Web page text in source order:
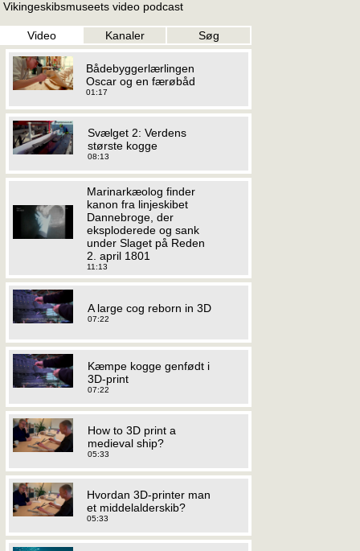
Vikingeskibsmuseets video podcast
Video Kanaler Søg
Bådebyggerlærlingen
Oscar og en færøbåd
01:17
Svælget 2: Verdens
største kogge
08:13
Marinarkæolog finder
kanon fra linjeskibet
Dannebroge, der
eksploderede og sank
under Slaget på Reden
2. april 1801
11:13
A large cog reborn in 3D
07:22
Kæmpe kogge genfødt i
3D-print
07:22
How to 3D print a
medieval ship?
05:33
Hvordan 3D-printer man
et middelalderskib?
05:33